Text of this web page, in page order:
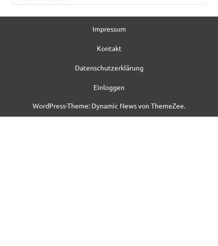
Impressum
Kontakt
Datenschutzerklärung
Einloggen
WordPress-Theme: Dynamic News von ThemeZee.